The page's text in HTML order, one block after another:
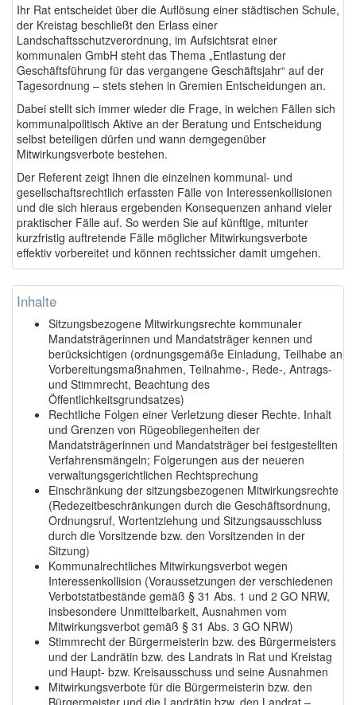
Ihr Rat entscheidet über die Auflösung einer städtischen Schule,
der Kreistag beschließt den Erlass einer
Landschaftsschutzverordnung, im Aufsichtsrat einer
kommunalen GmbH steht das Thema „Entlastung der
Geschäftsführung für das vergangene Geschäftsjahr“ auf der
Tagesordnung – stets stehen in Gremien Entscheidungen an.
Dabei stellt sich immer wieder die Frage, in welchen Fällen sich
kommunalpolitisch Aktive an der Beratung und Entscheidung
selbst beteiligen dürfen und wann demgegenüber
Mitwirkungsverbote bestehen.
Der Referent zeigt Ihnen die einzelnen kommunal- und
gesellschaftsrechtlich erfassten Fälle von Interessenkollisionen
und die sich hieraus ergebenden Konsequenzen anhand vieler
praktischer Fälle auf. So werden Sie auf künftige, mitunter
kurzfristig auftretende Fälle möglicher Mitwirkungsverbote
effektiv vorbereitet und können rechtssicher damit umgehen.
Inhalte
Sitzungsbezogene Mitwirkungsrechte kommunaler
Mandatsträgerinnen und Mandatsträger kennen und
berücksichtigen (ordnungsgemäße Einladung, Teilhabe an
Vorbereitungsmaßnahmen, Teilnahme-, Rede-, Antrags-
und Stimmrecht, Beachtung des
Öffentlichkeitsgrundsatzes)
Rechtliche Folgen einer Verletzung dieser Rechte. Inhalt
und Grenzen von Rügeobliegenheiten der
Mandatsträgerinnen und Mandatsträger bei festgestellten
Verfahrensmängeln; Folgerungen aus der neueren
verwaltungsgerichtlichen Rechtsprechung
Einschränkung der sitzungsbezogenen Mitwirkungsrechte
(Redezeitbeschränkungen durch die Geschäftsordnung,
Ordnungsruf, Wortentziehung und Sitzungsausschluss
durch die Vorsitzende bzw. den Vorsitzenden in der
Sitzung)
Kommunalrechtliches Mitwirkungsverbot wegen
Interessenkollision (Voraussetzungen der verschiedenen
Verbotstatbestände gemäß § 31 Abs. 1 und 2 GO NRW,
insbesondere Unmittelbarkeit, Ausnahmen vom
Mitwirkungsverbot gemäß § 31 Abs. 3 GO NRW)
Stimmrecht der Bürgermeisterin bzw. des Bürgermeisters
und der Landrätin bzw. des Landrats in Rat und Kreistag
und Haupt- bzw. Kreisausschuss und seine Ausnahmen
Mitwirkungsverbote für die Bürgermeisterin bzw. den
Bürgermeister und die Landrätin bzw. den Landrat –